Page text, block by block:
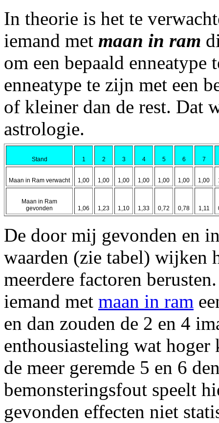
In theorie is het te
iemand met maan in ram
om een bepaald enneatype
enneatype te zijn met een
of kleiner dan de rest. Dat
astrologie.
Stand 1 2 3 4 5 6 7
Maan in Ram verwacht 1,00 1,00 1,00 1,00 1,00 1,00 1,00
Maan in Ram
gevonden
1,06 1,23 1,10 1,33 0,72 0,78 1,11
De door mij gevonden en
waarden (zie tabel) wijken
meerdere factoren
iemand met maan in ram
en dan zouden de 2 en 4
enthousiasteling wat hoger
de meer geremde 5 en 6
bemonsteringsfout speelt
gevonden effecten niet